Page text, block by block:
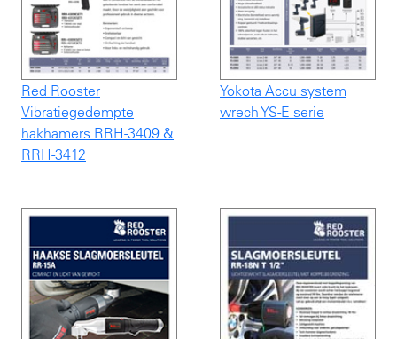
Red Rooster
Vibratiegedempte
hakhamers RRH-3409 &
RRH-3412
Yokota Accu system
wrech YS-E serie